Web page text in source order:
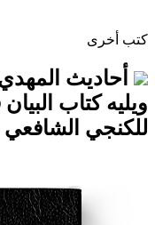
المهدي من
البيان في